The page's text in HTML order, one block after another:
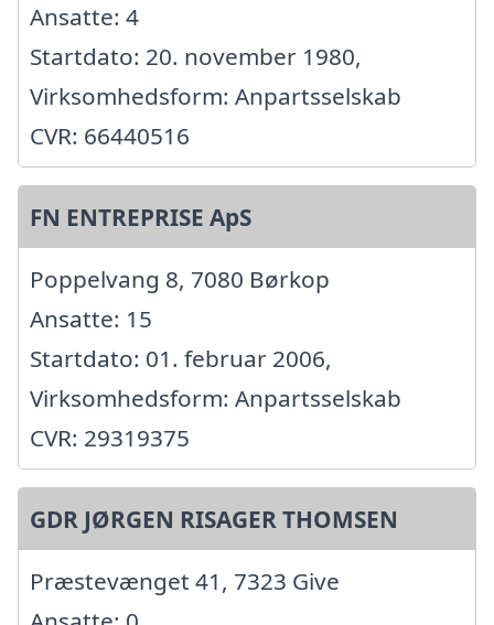
Ansatte: 4
Startdato: 20. november 1980,
Virksomhedsform: Anpartsselskab
CVR: 66440516
FN ENTREPRISE ApS
Poppelvang 8, 7080 Børkop
Ansatte: 15
Startdato: 01. februar 2006,
Virksomhedsform: Anpartsselskab
CVR: 29319375
GDR JØRGEN RISAGER THOMSEN
Præstevænget 41, 7323 Give